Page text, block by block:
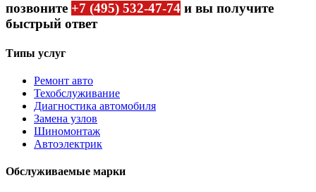
позвоните +7 (495) 532-47-74 и вы получите
быстрый ответ
Типы услуг
Ремонт авто
Техобслуживание
Диагностика автомобиля
Замена узлов
Шиномонтаж
Автоэлектрик
Обслуживаемые марки